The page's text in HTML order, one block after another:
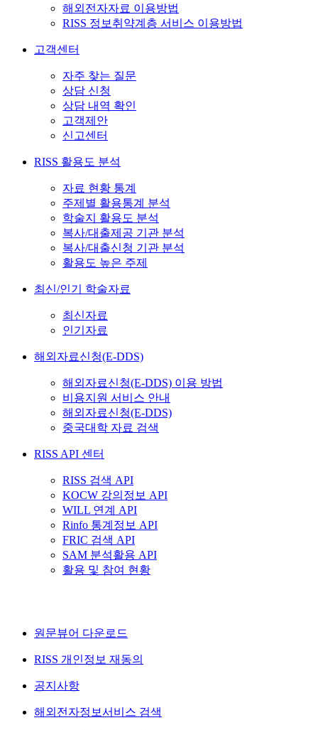
해외전자자료 이용방법
RISS 정보취약계층 서비스 이용방법
고객센터
자주 찾는 질문
상담 신청
상담 내역 확인
고객제안
신고센터
RISS 활용도 분석
자료 현황 통계
주제별 활용통계 분석
학술지 활용도 분석
복사/대출제공 기관 분석
복사/대출신청 기관 분석
활용도 높은 주제
최신/인기 학술자료
최신자료
인기자료
해외자료신청(E-DDS)
해외자료신청(E-DDS) 이용 방법
비용지원 서비스 안내
해외자료신청(E-DDS)
중국대학 자료 검색
RISS API 센터
RISS 검색 API
KOCW 강의정보 API
WILL 연계 API
Rinfo 통계정보 API
FRIC 검색 API
SAM 분석활용 API
활용 및 참여 현황
원문뷰어 다운로드
RISS 개인정보 재동의
공지사항
해외전자정보서비스 검색